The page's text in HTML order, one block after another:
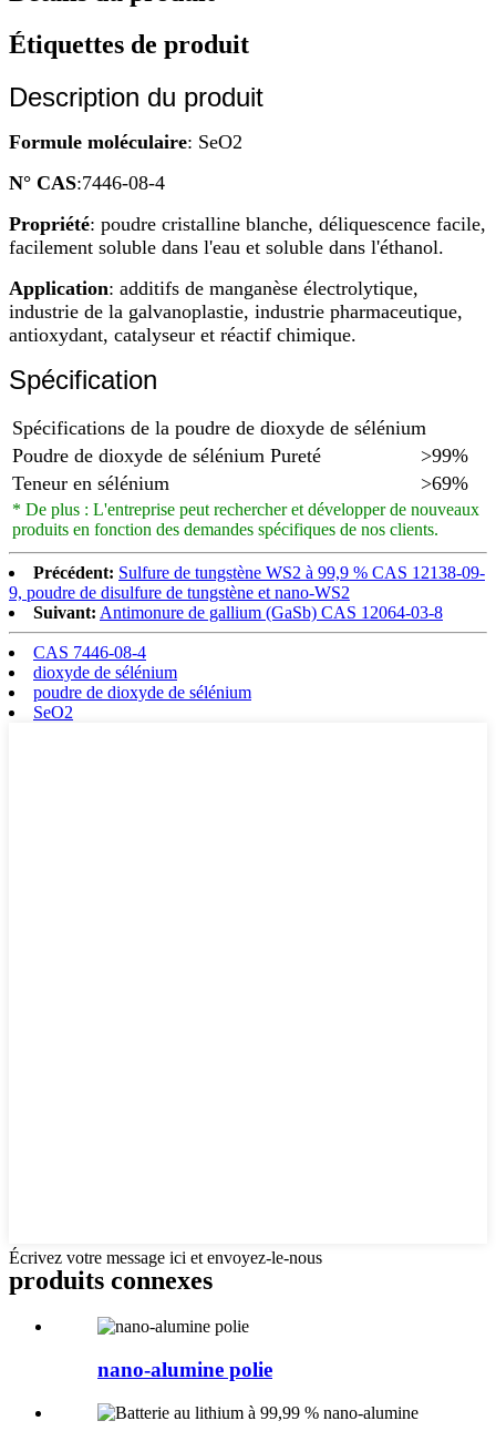
Étiquettes de produit
Description du produit
Formule moléculaire: SeO2
N° CAS:7446-08-4
Propriété: poudre cristalline blanche, déliquescence facile,
facilement soluble dans l'eau et soluble dans l'éthanol.
Application: additifs de manganèse électrolytique,
industrie de la galvanoplastie, industrie pharmaceutique,
antioxydant, catalyseur et réactif chimique.
Spécification
Spécifications de la poudre de dioxyde de sélénium
Poudre de dioxyde de sélénium Pureté
>99%
Teneur en sélénium
>69%
* De plus : L'entreprise peut rechercher et développer de nouveaux
produits en fonction des demandes spécifiques de nos clients.
Précédent: Sulfure de tungstène WS2 à 99,9 % CAS 12138-09-
9, poudre de disulfure de tungstène et nano-WS2
Suivant: Antimonure de gallium (GaSb) CAS 12064-03-8
CAS 7446-08-4
dioxyde de sélénium
poudre de dioxyde de sélénium
SeO2
Écrivez votre message ici et envoyez-le-nous
produits connexes
nano-alumine polie